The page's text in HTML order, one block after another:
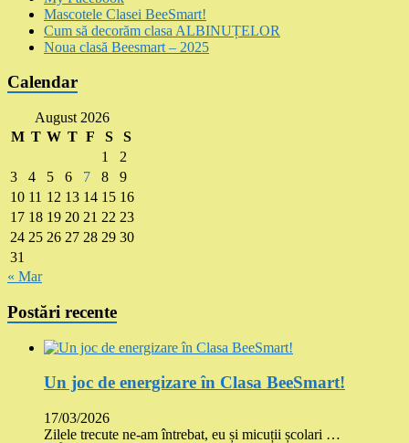
Mascotele Clasei BeeSmart!
Cum să decorăm clasa ALBINUȚELOR
Noua clasă Beesmart – 2025
Calendar
August 2026
M T W T F S
S
1
2
3
4 5 6 7 8
9
10 11 12 13 14 15 16
17 18 19 20 21 22 23
24 25 26 27 28 29 30
31
« Mar
Postări recente
Un joc de energizare în Clasa BeeSmart!
17/03/2026
Zilele trecute ne-am întrebat, eu și micuții școlari …